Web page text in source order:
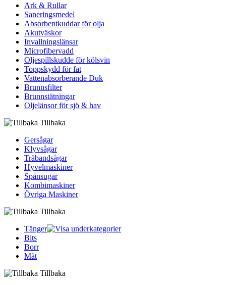
Ark & Rullar
Saneringsmedel
Absorbentkuddar för olja
Akutväskor
Invallningslänsar
Microfibervadd
Oljespillskudde för kölsvin
Toppskydd för fat
Vattenabsorberande Duk
Brunnsfilter
Brunnstätningar
Oljelänsor för sjö & hav
Tillbaka
Gersågar
Klyvsågar
Träbandsågar
Hyvelmaskiner
Spånsugar
Kombimaskiner
Övriga Maskiner
Tillbaka
Tänger
Bits
Borr
Mät
Tillbaka